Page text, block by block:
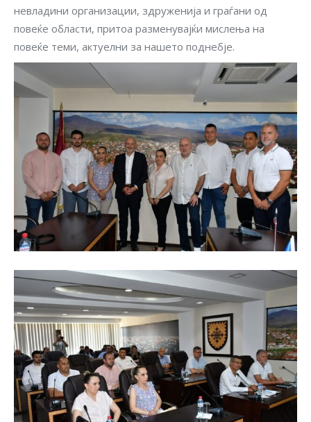
невладини организации, здруженија и граѓани од
повеќе области, притоа разменувајќи мислења на
повеќе теми, актуелни за нашето поднебје.